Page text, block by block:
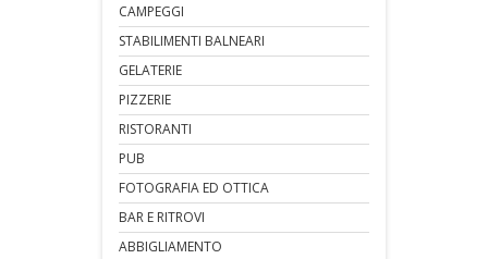
CAMPEGGI
STABILIMENTI BALNEARI
GELATERIE
PIZZERIE
RISTORANTI
PUB
FOTOGRAFIA ED OTTICA
BAR E RITROVI
ABBIGLIAMENTO